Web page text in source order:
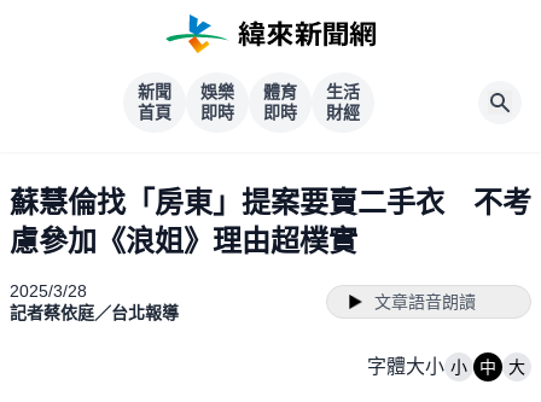
新聞
首頁
娛樂
即時
體育
即時
生活
財經
蘇慧倫找「房東」提案要賣二手衣 不考
慮參加《浪姐》理由超樸實
2025/3/28
記者蔡依庭／台北報導
文章語音朗讀
字體大小 小 中 大